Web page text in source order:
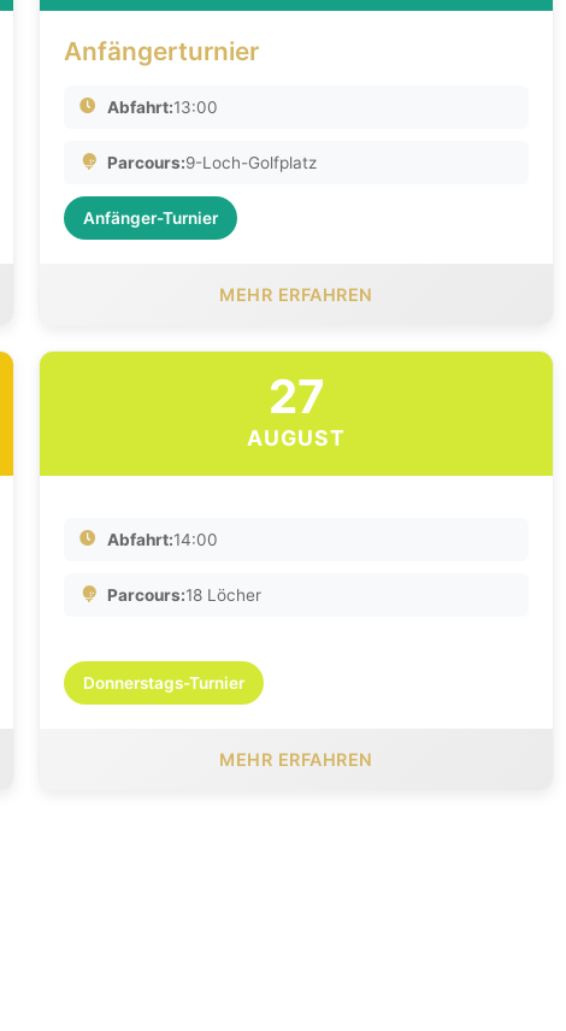
Anfängerturnier
Abfahrt:13:00
Parcours:9-Loch-Golfplatz
Anfänger-Turnier
MEHR ERFAHREN
27
AUGUST
Abfahrt:14:00
Parcours:18 Löcher
Donnerstags-Turnier
MEHR ERFAHREN